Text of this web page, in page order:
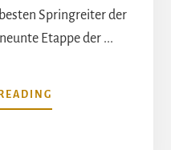
Springreiter der
Etappe der ...
IN